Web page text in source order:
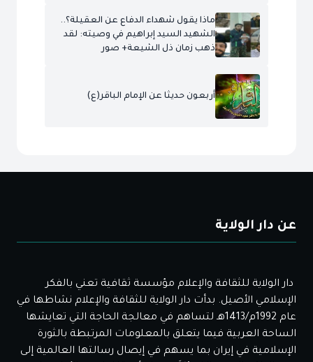
ماذا يقول شهداء الدفاع عن العقيلة؟..
الشهيد السيد إبراهيم في وصيته: لقد
ذهب زمان ذل الشيعة+ صور
أربعون حديثا عن الإمام الباقر(ع)
عن دار الولاية
دار الولاية للثقافة والإعلام مؤسسة ثقافية تعني بالفكر
الإسلامي الأصيل. بدأت دار الولاية للثقافة والإعلام نشاطها في
عام 1992م/1413هـ لتساهم في معالجة الحاجة التي تعايشها
الساحة العربية فيما يتعلق بالمعلومات المرتبطة بالثورة
الإسلامية في إيران بما يسهم في إيصال رسالتها العالمية إلى